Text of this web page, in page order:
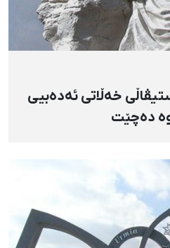
خەڵاتی ئەدەبیی
دەچێت